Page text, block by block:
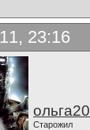
23:16
Старожил